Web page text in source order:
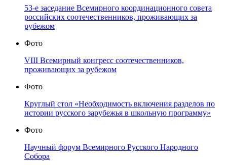
53-е заседание Всемирного координационного совета
российских соотечественников, проживающих за
рубежом
Фото
VIII Всемирный конгресс соотечественников,
проживающих за рубежом
Фото
Круглый стол «Необходимость включения разделов по
истории русского зарубежья в школьную программу»
Фото
Научный форум Всемирного Русского Народного
Собора